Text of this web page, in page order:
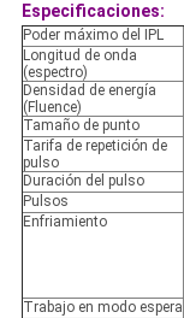
Especificaciones:
Poder máximo del IPL
Longitud de onda
(espectro)
Densidad de energía
(Fluence)
Tamaño de punto
Tarifa de repetición de
pulso
Duración del pulso
Pulsos
Enfriamiento
Trabajo en modo espera